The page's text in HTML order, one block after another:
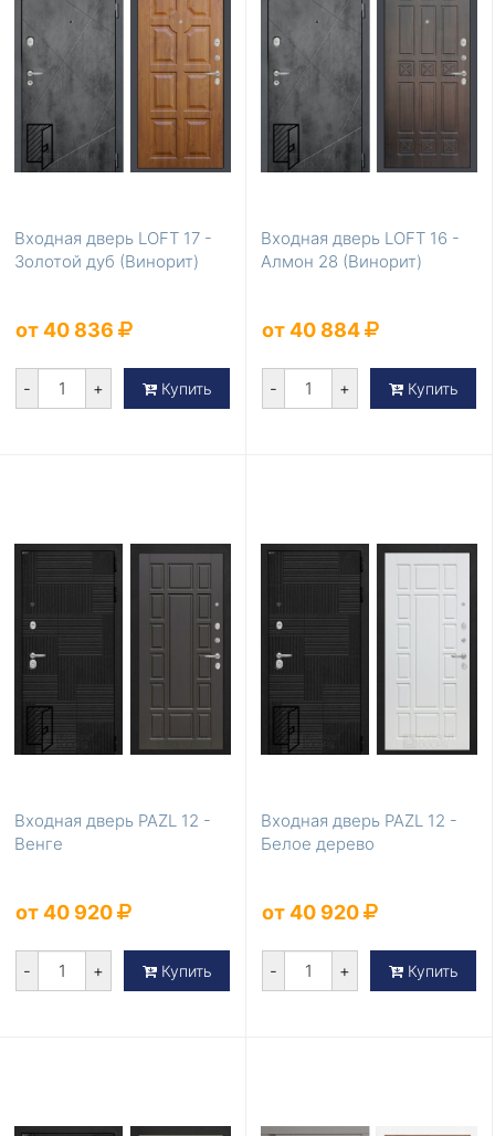
Входная дверь LOFT 17 -
Золотой дуб (Винорит)
от 40 836
- + Купить
Входная дверь LOFT 16 -
Алмон 28 (Винорит)
от 40 884
- + Купить
Входная дверь PAZL 12 -
Венге
от 40 920
- + Купить
Входная дверь PAZL 12 -
Белое дерево
от 40 920
- + Купить